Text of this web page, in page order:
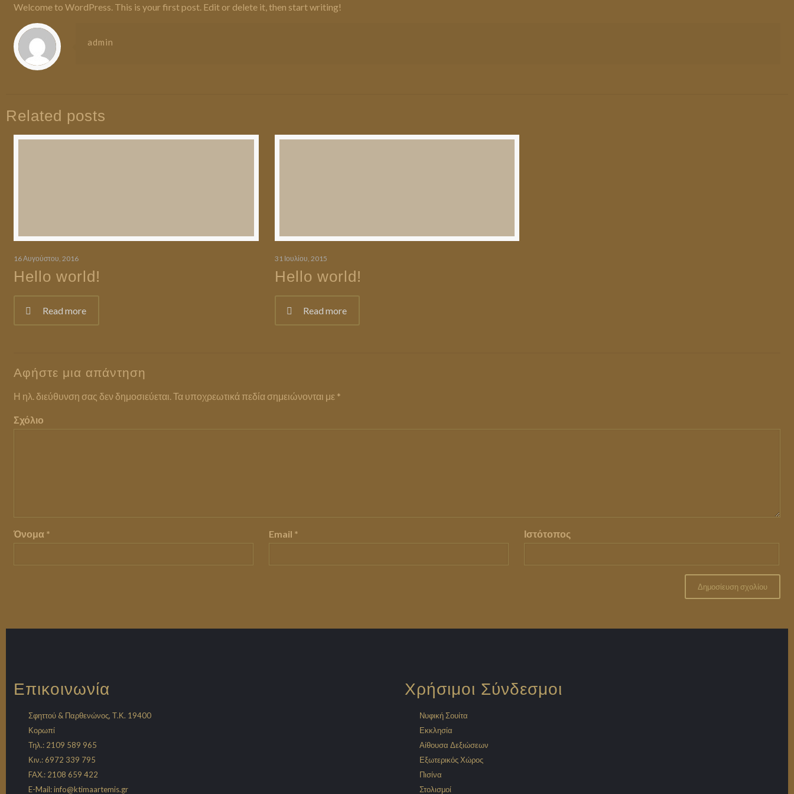
Welcome to WordPress. This is your first post. Edit or delete it, then start writing!
admin
Related posts
16 Αυγούστου, 2016
Hello world!
Read more
31 Ιουλίου, 2015
Hello world!
Read more
Αφήστε μια απάντηση
Η ηλ. διεύθυνση σας δεν δημοσιεύεται.Τα υποχρεωτικά πεδία σημειώνονται με *
Σχόλιο
Όνομα * Email * Ιστότοπος
Επικοινωνία
Σφηττού & Παρθενώνος, Τ.Κ. 19400
Κορωπί
Τηλ.: 2109 589 965
Κιν.: 6972 339 795
FAX.: 2108 659 422
E-Mail:info@ktimaartemis.gr
Χρήσιμοι Σύνδεσμοι
Νυφική Σουίτα
Εκκλησία
Αίθουσα Δεξιώσεων
Εξωτερικός Χώρος
Πισίνα
Στολισμοί